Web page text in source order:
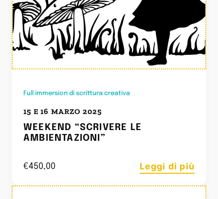
Full immersion di scrittura creativa
15 E 16 MARZO 2025
WEEKEND “SCRIVERE LE
AMBIENTAZIONI”
€450,00 Leggi di più